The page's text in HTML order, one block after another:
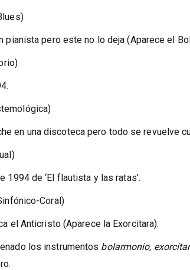
pianista pero este no lo deja (Aparece el
en una discoteca pero todo se revuelve
1994 de ‘El flautista y las ratas’.
Coral)
el Anticristo (Aparece la Exorcitara).
los instrumentos bolarmonio,